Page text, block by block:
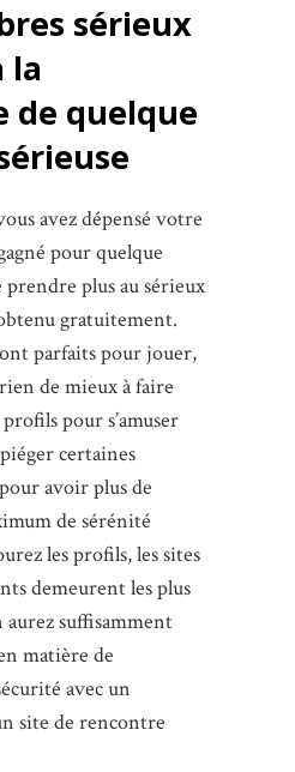
sérieux
la
de quelque
avez dépensé votre
pour quelque
prendre plus au sérieux
gratuitement.
parfaits pour jouer,
de mieux à faire
pour s’amuser
certaines
avoir plus de
de sérénité
les profils, les sites
demeurent les plus
aurez suffisamment
matière de
avec un
site de rencontre